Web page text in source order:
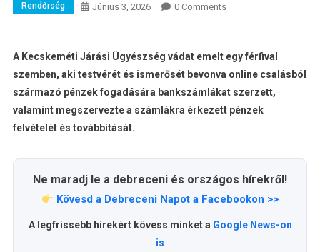
Rendőrség Június 3, 2026 0 Comments
A Kecskeméti Járási Ügyészség vádat emelt egy férfival
szemben, aki testvérét és ismerősét bevonva online csalásból
származó pénzek fogadására bankszámlákat szerzett,
valamint megszervezte a számlákra érkezett pénzek
felvételét és továbbítását.
Ne maradj le a debreceni és országos hírekről!
Kövesd a Debreceni Napot a Facebookon >>
A legfrissebb hírekért kövess minket a Google News-on
is